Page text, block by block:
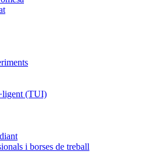
(TUI)
i borses de treball